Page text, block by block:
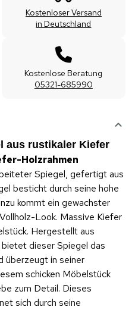
Kostenloser Versand
in Deutschland
Kostenlose Beratung
05321-685990
aus rustikaler Kiefer
Holzrahmen
Spiegel, gefertigt aus
besticht durch seine hohe
kommt ein gewachster
Look. Massive Kiefer
Hergestellt aus
dieser Spiegel das
überzeugt in seiner
schicken Möbelstück
zum Detail. Dieses
sich durch seine